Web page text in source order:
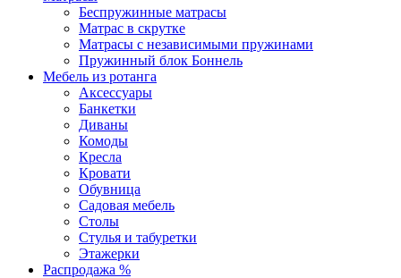
Беспружинные матрасы
Матрас в скрутке
Матрасы с независимыми пружинами
Пружинный блок Боннель
Мебель из ротанга
Аксессуары
Банкетки
Диваны
Комоды
Кресла
Кровати
Обувница
Садовая мебель
Столы
Стулья и табуретки
Этажерки
Распродажа %